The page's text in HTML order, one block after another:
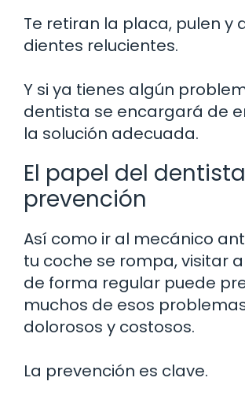
Te retiran la placa, pulen y
dientes relucientes.
Y si ya tienes algún
dentista se encargará de
la solución adecuada.
El papel del
prevención
Así como ir al mecánico
tu coche se rompa, visitar
de forma regular puede
muchos de esos
dolorosos y costosos.
La prevención es clave.